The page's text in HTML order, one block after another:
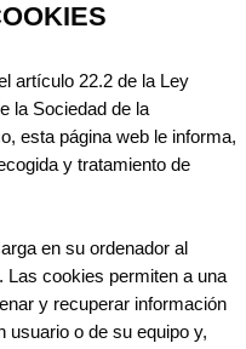
artículo 22.2 de la Ley
la Sociedad de la
esta página web le informa,
y tratamiento de
en su ordenador al
Las cookies permiten a una
y recuperar información
usuario o de su equipo y,